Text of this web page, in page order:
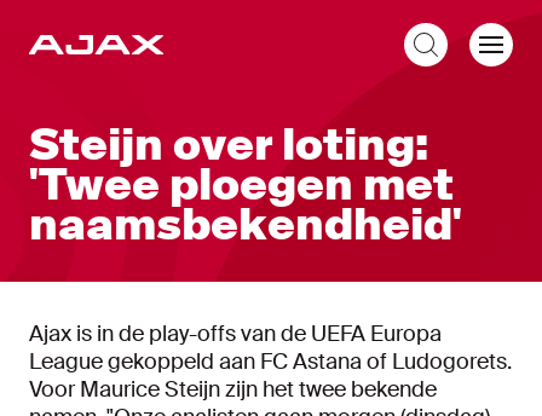
Steijn over loting:
'Twee ploegen met
naamsbekendheid'
Ajax is in de play-offs van de UEFA Europa
League gekoppeld aan FC Astana of Ludogorets.
Voor Maurice Steijn zijn het twee bekende